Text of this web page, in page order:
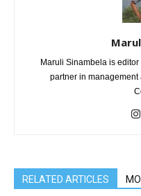
Maruli Sinambela is
partner in
RELATED ARTICLES